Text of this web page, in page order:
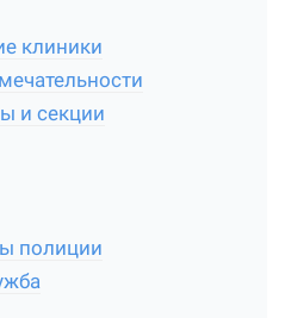
клиники
и секции
полиции